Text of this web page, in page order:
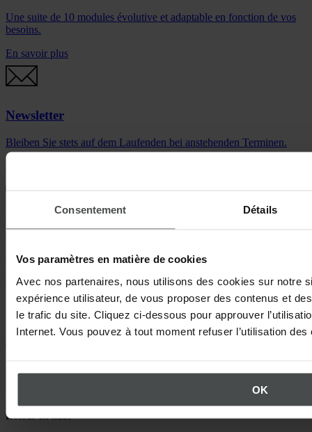
Consentement Détails
Vos paramètres en matière de cookies
Avec nos partenaires, nous utilisons des cookies sur notre
expérience utilisateur, de vous proposer des contenus et
le trafic du site. Cliquez ci-dessous pour approuver
Internet. Vous pouvez à tout moment refuser l’utilisation
OK
Une suite de 10 modules évolutive et adaptable en fonction de vos
besoins.
En savoir plus
Newsletter
Bleiben Sie stets auf dem Laufenden bei anstehenden Terminen.
Vidéos gratuites
Découvrez la solution Quentic et inscrivez-vous dès maintenant.
Lire les vidéos
Appelez-nous
Contactez Quentic
Retour en haut